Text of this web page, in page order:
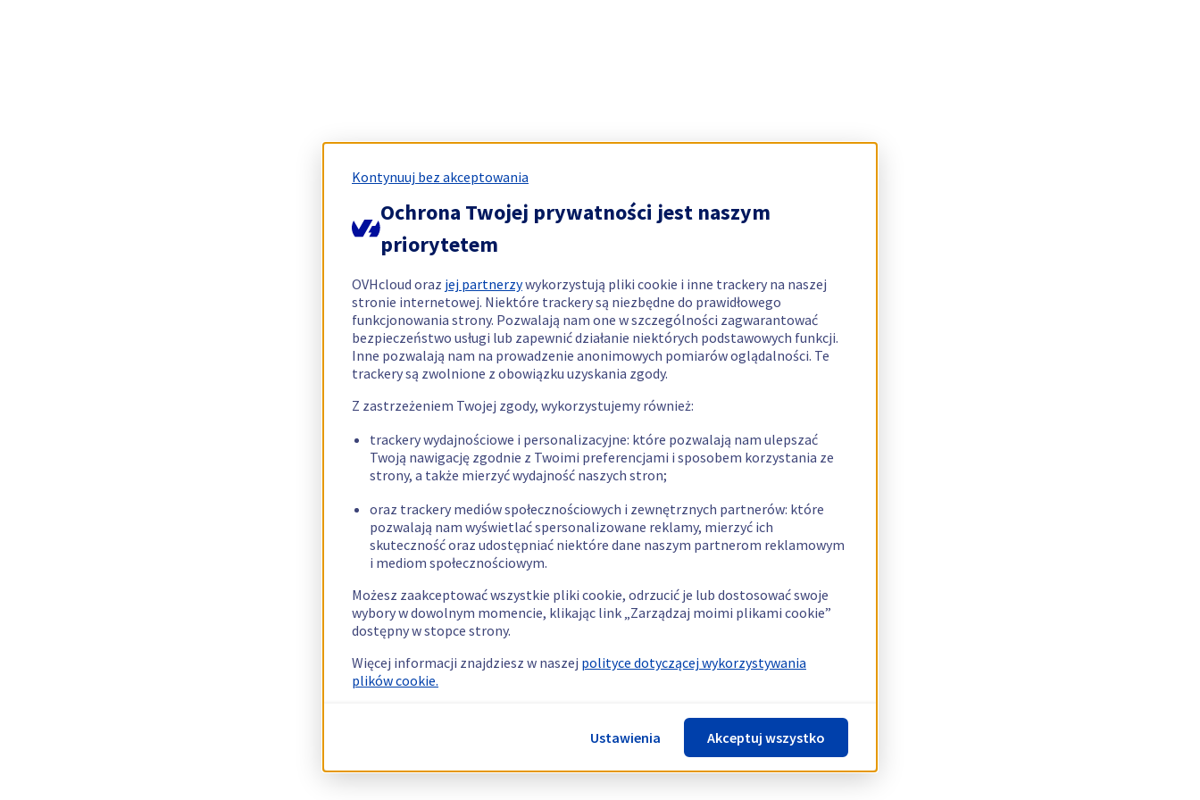
Kontynuuj bez akceptowania
Ochrona Twojej prywatności jest naszym
priorytetem
OVHcloud oraz jej partnerzywykorzystują pliki cookie i inne trackery na naszej
stronie internetowej. Niektóre trackery są niezbędne do prawidłowego
funkcjonowania strony. Pozwalają nam one w szczególności zagwarantować
bezpieczeństwo usługi lub zapewnić działanie niektórych podstawowych funkcji.
Inne pozwalają nam na prowadzenie anonimowych pomiarów oglądalności. Te
trackery są zwolnione z obowiązku uzyskania zgody.
Z zastrzeżeniem Twojej zgody, wykorzystujemy również:
trackery wydajnościowe i personalizacyjne: które pozwalają nam ulepszać
Twoją nawigację zgodnie z Twoimi preferencjami i sposobem korzystania ze
strony, a także mierzyć wydajność naszych stron;
oraz trackery mediów społecznościowych i zewnętrznych partnerów: które
pozwalają nam wyświetlać spersonalizowane reklamy, mierzyć ich
skuteczność oraz udostępniać niektóre dane naszym partnerom reklamowym
i mediom społecznościowym.
Możesz zaakceptować wszystkie pliki cookie, odrzucić je lub dostosować swoje
wybory w dowolnym momencie, klikając link „Zarządzaj moimi plikami cookie”
dostępny w stopce strony.
Więcej informacji znajdziesz w naszej polityce dotyczącej wykorzystywania
plików cookie.
Ustawienia Akceptuj wszystko